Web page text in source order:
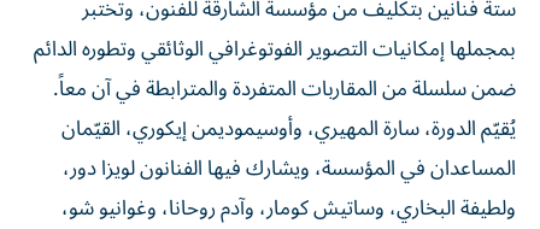
ستة فنانين بتكليف من مؤسسة الشارقة للفنون، وتختبر
بمجملها إمكانيات التصوير الفوتوغرافي الوثائقي وتطوره الدائم
ضمن سلسلة من المقاربات المتفردة والمترابطة في آن معاً.
يُقيّم الدورة، سارة المهيري، وأوسيموديمن إيكوري، القيّمان
المساعدان في المؤسسة، ويشارك فيها الفنانون لويزا دور،
ولطيفة البخاري، وساتيش كومار، وآدم روحانا، وغوانيو شو،